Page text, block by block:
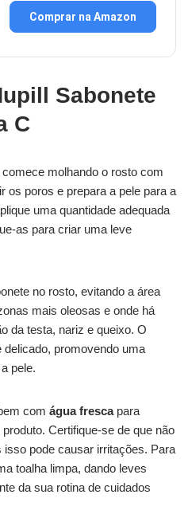
Comprar na Amazon
Sabonete
C
molhando o rosto com
os poros e prepara a pele para a
uma quantidade adequada
as para criar uma leve
no rosto, evitando a área
mais oleosas e onde há
da testa, nariz e queixo. O
promovendo uma
pele.
com água frescapara
Certifique-se de que não
pode causar irritações. Para
toalha limpa, dando leves
da sua rotina de cuidados